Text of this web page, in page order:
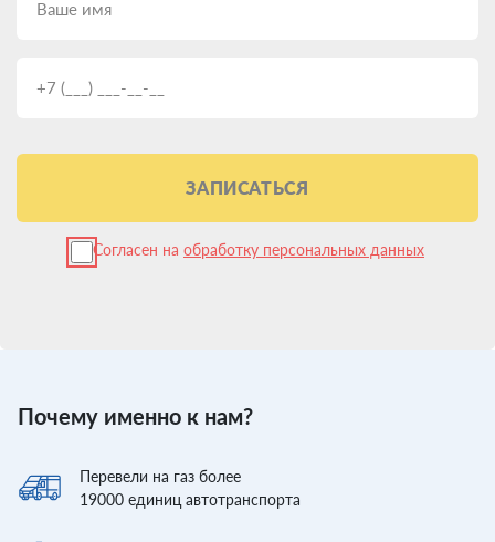
ЗАПИСАТЬСЯ
Согласен на обработку персональных данных
Почему именно к нам?
Перевели на газ более
19000 единиц автотранспорта